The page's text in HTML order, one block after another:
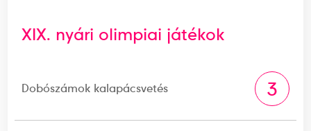
XIX. nyári olimpiai játékok
Dobószámok kalapácsvetés 3